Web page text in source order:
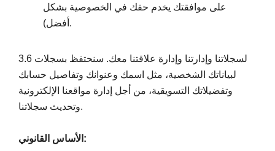
على موافقتك يخدم حقك في الخصوصية بشكل
أفضل).
3.6 لسجلاتنا وإدارتنا وإدارة علاقتنا معك. سنحتفظ بسجلات
لبياناتك الشخصية، مثل اسمك وعنوانك وتفاصيل حسابك
وتفضيلاتك التسويقية، من أجل إدارة مواقعنا الإلكترونية
وتحديث سجلاتنا.
الأساس القانوني: